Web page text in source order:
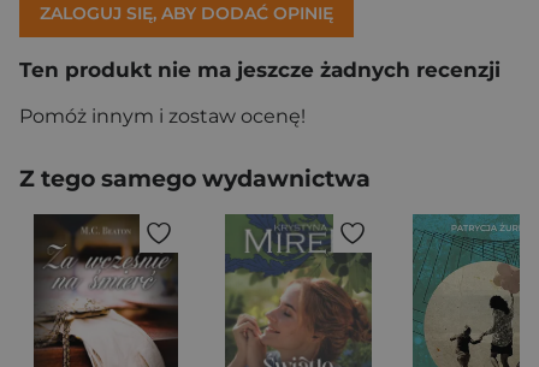
ZALOGUJ SIĘ, ABY DODAĆ OPINIĘ
Ten produkt nie ma jeszcze żadnych recenzji
Pomóż innym i zostaw ocenę!
Z tego samego wydawnictwa